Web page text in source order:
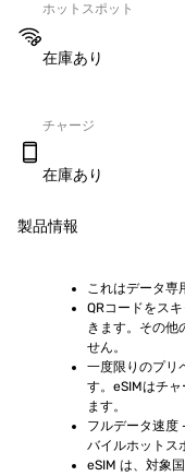
ホットスポット
在庫あり
チャージ
在庫あり
製品情報
これはデータ専
QRコードをス
きます。その他
せん。
一度限りのプリ
す。eSIMはチ
ます。
フルデータ速度
バイルホットス
eSIM は、対象